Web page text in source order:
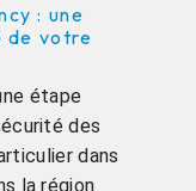
: une
de votre
étape
des
dans
la région